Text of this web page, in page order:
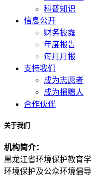
科普知识
信息公开
财务披露
年度报告
每月月报
支持我们
成为志愿者
成为捐赠人
合作伙伴
关于我们
机构简介：
黑龙江省环境保护教育
环境保护及公众环境倡